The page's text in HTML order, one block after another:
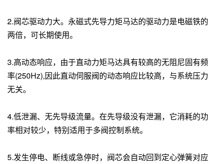
2.阀芯驱动力大。永磁式先导力矩马达的驱动力是电磁铁的
两倍，可长期使用。
3.高动态响应，由于直动力矩马达具有较高的无阻尼固有频
率(250Hz),因此直动伺服阀的动态响应比较高，与系统压力
无关。
4.低泄漏、无先导级流量。在先导级没有泄漏，它消耗的功
率相对较少，特别适用于多阀控制系统。
5.发生停电、断线或急停时，阀芯会自动回到定心弹簧对应